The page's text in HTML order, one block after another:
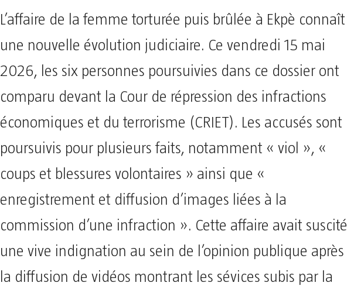
L’affaire de la femme torturée puis brûlée à Ekpè connaît
une nouvelle évolution judiciaire. Ce vendredi 15 mai
2026, les six personnes poursuivies dans ce dossier ont
comparu devant la Cour de répression des infractions
économiques et du terrorisme (CRIET). Les accusés sont
poursuivis pour plusieurs faits, notamment « viol », «
coups et blessures volontaires » ainsi que «
enregistrement et diffusion d’images liées à la
commission d’une infraction ». Cette affaire avait suscité
une vive indignation au sein de l’opinion publique après
la diffusion de vidéos montrant les sévices subis par la